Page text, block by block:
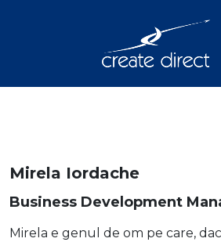
Mirela Iordache
Business Development
Mirela e genul de om pe care,